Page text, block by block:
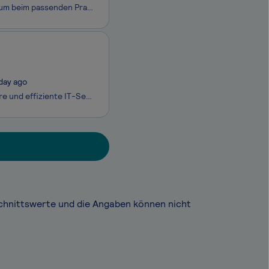
Du möchtest im Bereich Mediendesign durchstarten? Beginne Dein Duales Studium beim passenden Praxispartner und erlebe es mit Lehrveranstaltungen an zwei Tagen pro Woche am Campus. Vertiefe anschließend Dein Wissen mithilfe unserer interaktiven Lernmaterialien. Das Fotostudio MEL´S i
ago
Als primärer Digitalisierungspartner der Bundeswehr erbringen wir stabile, sichere und effiziente IT-Services im In- und Ausland, vom Grundbetrieb bis in den einsatznahen Bereich und tragen so zur kontinuierlichen Erhöhung der Führungs- und Einsatzfähigkeit der Bundeswehr bei. Mit über 8.000 Kolleg*
und die Angaben können nicht